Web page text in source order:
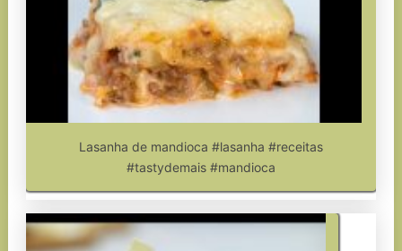
Lasanha de mandioca #lasanha #receitas
#tastydemais #mandioca